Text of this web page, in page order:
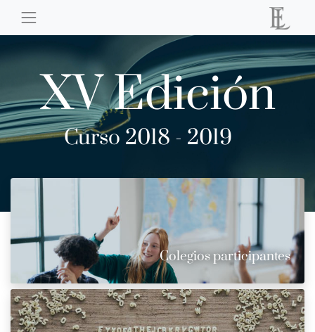
XV Edición
Curso 2018 - 2019
Colegios participantes